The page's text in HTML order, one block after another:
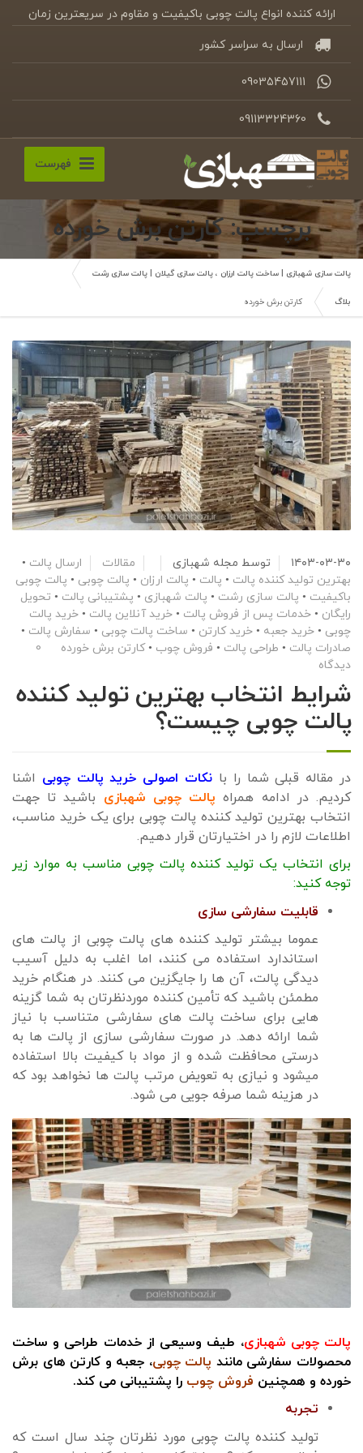
ارائه کننده انواع پالت چوبی باکیفیت و مقاوم در سریعترین زمان
ارسال به سراسر کشور
09035457111
09113324360
فهرست
برچسب: کارتن برش خورده
پالت سازی شهبازی | ساخت پالت ارزان ، پالت سازی گیلان | پالت سازی رشت
بلاگ کارتن برش خورده
۱۴۰۳-۰۳-۳۰ توسط مجله شهبازی مقالات ارسال پالت •
بهترین تولید کننده پالت • پالت • پالت ارزان • پالت چوبی • پالت چوبی
باکیفیت • پالت سازی رشت • پالت شهبازی • پشتیبانی پالت • تحویل
رایگان • خدمات پس از فروش پالت • خرید آنلاین پالت • خرید پالت
چوبی • خرید جعبه • خرید کارتن • ساخت پالت چوبی • سفارش پالت •
صادرات پالت • طراحی پالت • فروش چوب •کارتن برش خورده
0
دیدگاه
شرایط انتخاب بهترین تولید کننده
پالت چوبی چیست؟
در مقاله قبلی شما را با نکات اصولی خرید پالت چوبی اشنا
کردیم. در ادامه همراه پالت چوبی شهبازی باشید تا جهت
انتخاب بهترین تولید کننده پالت چوبی برای یک خرید مناسب،
اطلاعات لازم را در اختیارتان قرار دهیم.
برای انتخاب یک تولید کننده پالت چوبی مناسب به موارد زیر
توجه کنید:
قابلیت سفارشی سازی
عموما بیشتر تولید کننده های پالت چوبی از پالت های
استاندارد استفاده می کنند، اما اغلب به دلیل آسیب
دیدگی پالت، آن ها را جایگزین می کنند. در هنگام خرید
مطمئن باشید که تأمین کننده موردنظرتان به شما گزینه
هایی برای ساخت پالت های سفارشی متناسب با نیاز
شما ارائه دهد. در صورت سفارشی سازی از پالت ها به
درستی محافظت شده و از مواد با کیفیت بالا استفاده
میشود و نیازی به تعویض مرتب پالت ها نخواهد بود که
در هزینه شما صرفه جویی می شود.
پالت چوبی شهبازی، طیف وسیعی از خدمات طراحی و ساخت
محصولات سفارشی مانند پالت چوبی، جعبه و کارتن های برش
خورده و همچنین فروش چوب را پشتیبانی می کند.
تجربه
تولید کننده پالت چوبی مورد نظرتان چند سال است که